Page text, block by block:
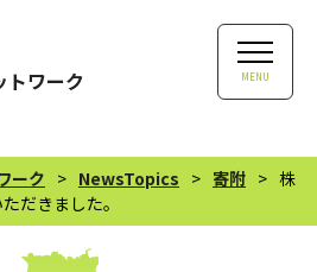
トワーク MENU
ーク > NewsTopics > 寄附 > 株
だきました。